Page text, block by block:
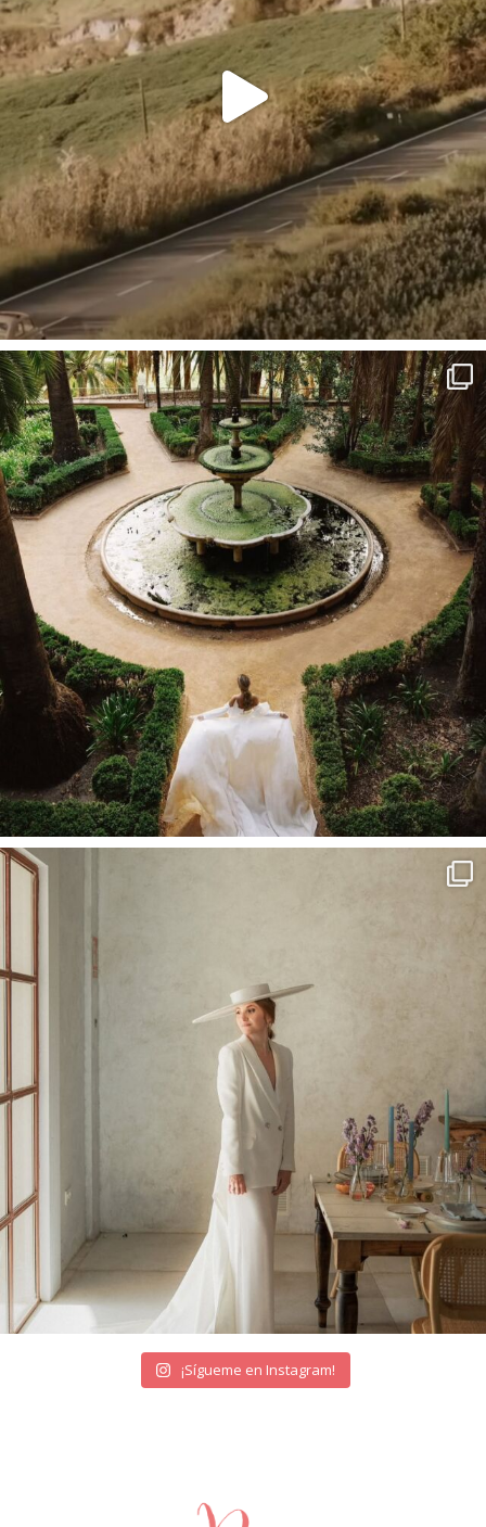
¡Sígueme en Instagram!